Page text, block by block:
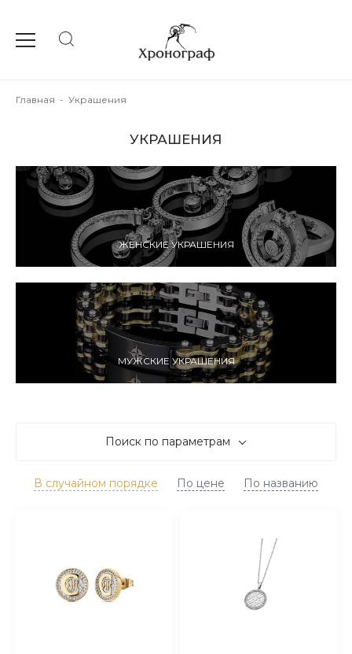
Главная - Украшения
УКРАШЕНИЯ
ЖЕНСКИЕ УКРАШЕНИЯ
МУЖСКИЕ УКРАШЕНИЯ
Поиск по параметрам
В случайном порядке По цене По названию